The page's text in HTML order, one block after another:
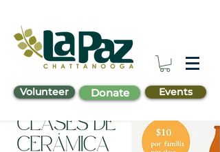
Volunteer Donate Events